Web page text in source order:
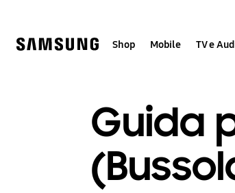
help
Shop Mobile TV e
Guida